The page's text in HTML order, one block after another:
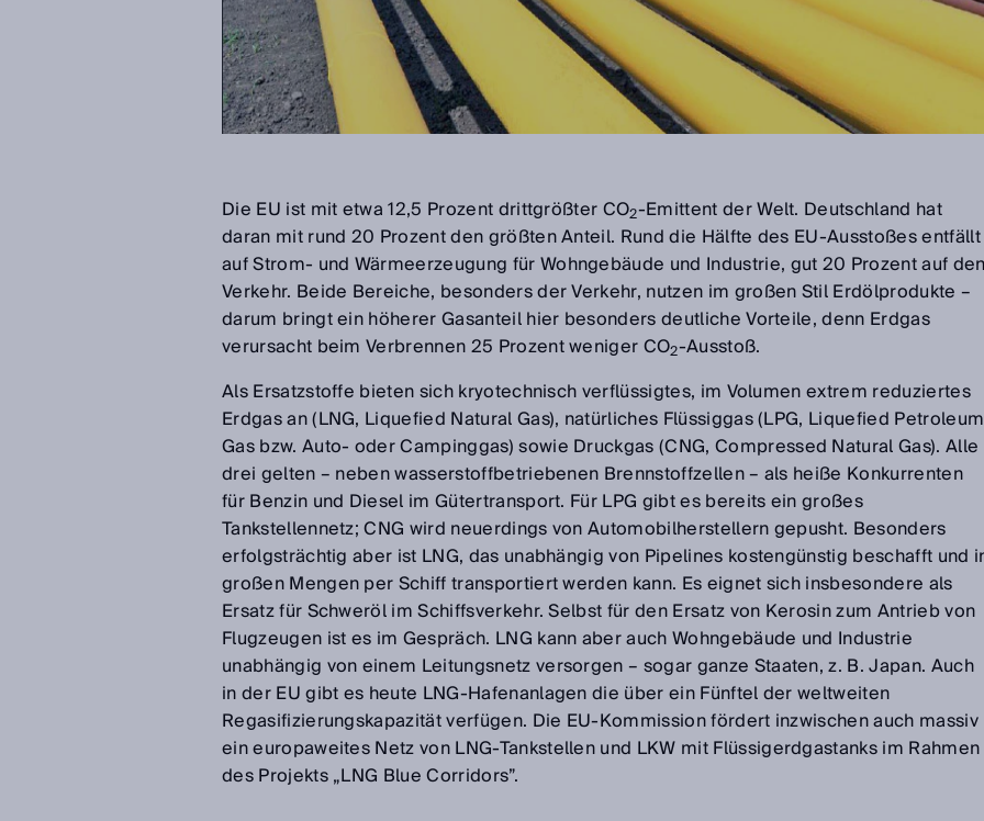
Die EU ist mit etwa 12,5 Prozent drittgrößter CO2-Emittent der Welt. Deutschland hat
daran mit rund 20 Prozent den größten Anteil. Rund die Hälfte des EU-Ausstoßes entfällt
auf Strom- und Wärmeerzeugung für Wohngebäude und Industrie, gut 20 Prozent auf
Verkehr. Beide Bereiche, besonders der Verkehr, nutzen im großen Stil Erdölprodukte –
darum bringt ein höherer Gasanteil hier besonders deutliche Vorteile, denn Erdgas
verursacht beim Verbrennen 25 Prozent weniger CO2-Ausstoß.
Als Ersatzstoffe bieten sich kryotechnisch verflüssigtes, im Volumen extrem reduziertes
Erdgas an (LNG, Liquefied Natural Gas), natürliches Flüssiggas (LPG, Liquefied Petroleum
Gas bzw. Auto- oder Campinggas) sowie Druckgas (CNG, Compressed Natural Gas). Alle
drei gelten – neben wasserstoffbetriebenen Brennstoffzellen – als heiße Konkurrenten
für Benzin und Diesel im Gütertransport. Für LPG gibt es bereits ein großes
Tankstellennetz; CNG wird neuerdings von Automobilherstellern gepusht. Besonders
erfolgsträchtig aber ist LNG, das unabhängig von Pipelines kostengünstig beschafft und
großen Mengen per Schiff transportiert werden kann. Es eignet sich insbesondere als
Ersatz für Schweröl im Schiffsverkehr. Selbst für den Ersatz von Kerosin zum Antrieb von
Flugzeugen ist es im Gespräch. LNG kann aber auch Wohngebäude und Industrie
unabhängig von einem Leitungsnetz versorgen – sogar ganze Staaten, z. B. Japan. Auch
in der EU gibt es heute LNG-Hafenanlagen die über ein Fünftel der weltweiten
Regasifizierungskapazität verfügen. Die EU-Kommission fördert inzwischen auch massiv
ein europaweites Netz von LNG-Tankstellen und LKW mit Flüssigerdgastanks im Rahmen
des Projekts „LNG Blue Corridors”.